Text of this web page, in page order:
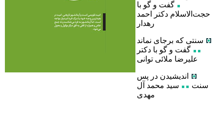
گفت و گو با
حجت‌الاسلام دکتر احمد
رهدار
سنتی که برجای نماند
گفت و گو با دکتر
علیرضا ملائی توانی
اندیشیدن در پس
سنت
سید محمد آل
مهدی